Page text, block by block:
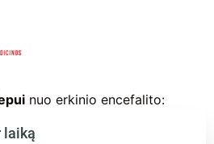
nuo erkinio encefalito:
laiką